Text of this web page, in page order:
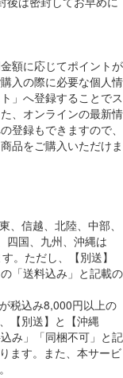
額に応じてポイントが
入の際に必要な個人情
」へ登録することでス
、オンラインの最新情
登録もできますので、
品をご購入いただけま
、信越、北陸、中部、
四国、九州、沖縄は
。ただし、【別送】
「送料込み」と記載の
税込み8,000円以上の
【別送】と【沖縄
み」「同梱不可」と記
ます。また、本サービ